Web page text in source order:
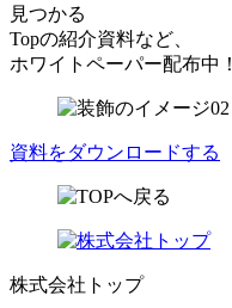
見つかる
Topの紹介資料など、
ホワイトペーパー配布中！
資料をダウンロードする
株式会社トップ